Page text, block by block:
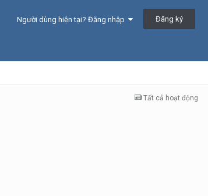
Người dùng hiện tại? Đăng nhập Đăng ký
Tất cả hoạt động